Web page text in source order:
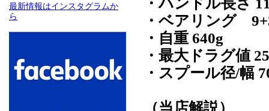
最新情報はインスタグラムか
ら
・ベアリング
・自重 640g
・最大ドラグ値
・スプール径/幅
（当店解説）